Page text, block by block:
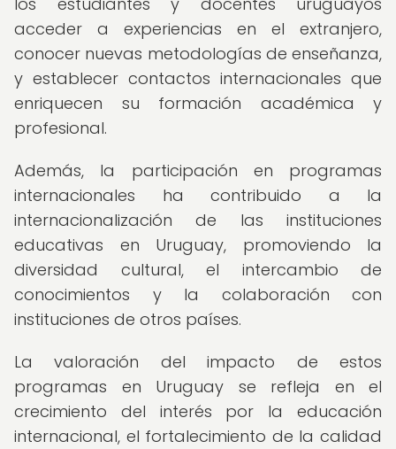
acceder a experiencias en el extranjero,
conocer nuevas metodologías de enseñanza,
y establecer contactos internacionales que
enriquecen su formación académica y
profesional.
Además, la participación en programas
internacionales ha contribuido a la
internacionalización de las instituciones
educativas en Uruguay, promoviendo la
diversidad cultural, el intercambio de
conocimientos y la colaboración con
instituciones de otros países.
La valoración del impacto de estos
programas en Uruguay se refleja en el
crecimiento del interés por la educación
internacional, el fortalecimiento de la calidad